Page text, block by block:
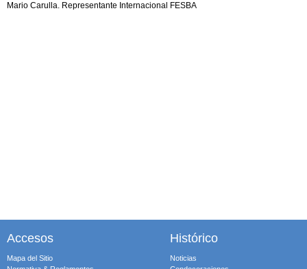
Mario Carulla. Representante Internacional FESBA
Accesos
Mapa del Sitio
Histórico
Noticias